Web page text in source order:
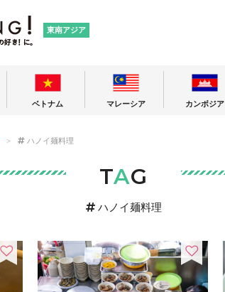
東南アジア
ベトナム マレーシア カンボジア
ハノイ麺料理
TAG
ハノイ麺料理